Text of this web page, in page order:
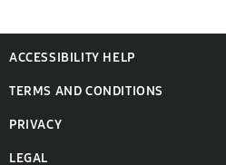
ACCESSIBILITY HELP
TERMS AND CONDITIONS
PRIVACY
LEGAL